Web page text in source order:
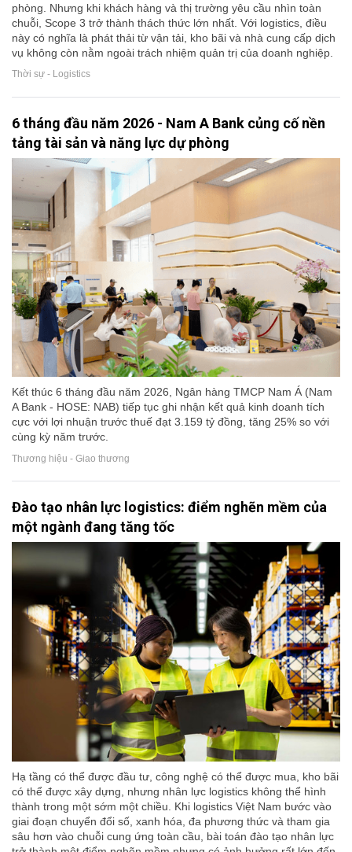
phòng. Nhưng khi khách hàng và thị trường yêu cầu nhìn toàn
chuỗi, Scope 3 trở thành thách thức lớn nhất. Với logistics, điều
này có nghĩa là phát thải từ vận tải, kho bãi và nhà cung cấp dịch
vụ không còn nằm ngoài trách nhiệm quản trị của doanh nghiệp.
Thời sự - Logistics
6 tháng đầu năm 2026 - Nam A Bank củng cố nền
tảng tài sản và năng lực dự phòng
Kết thúc 6 tháng đầu năm 2026, Ngân hàng TMCP Nam Á (Nam
A Bank - HOSE: NAB) tiếp tục ghi nhận kết quả kinh doanh tích
cực với lợi nhuận trước thuế đạt 3.159 tỷ đồng, tăng 25% so với
cùng kỳ năm trước.
Thương hiệu - Giao thương
Đào tạo nhân lực logistics: điểm nghẽn mềm của
một ngành đang tăng tốc
Hạ tầng có thể được đầu tư, công nghệ có thể được mua, kho bãi
có thể được xây dựng, nhưng nhân lực logistics không thể hình
thành trong một sớm một chiều. Khi logistics Việt Nam bước vào
giai đoạn chuyển đổi số, xanh hóa, đa phương thức và tham gia
sâu hơn vào chuỗi cung ứng toàn cầu, bài toán đào tạo nhân lực